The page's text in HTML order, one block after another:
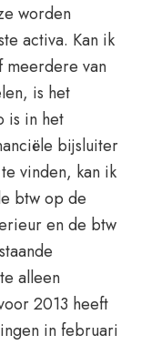
worden
activa. Kan ik
meerdere van
is het
is in het
bijsluiter
vinden, kan ik
btw op de
en de btw
alleen
2013 heeft
in februari